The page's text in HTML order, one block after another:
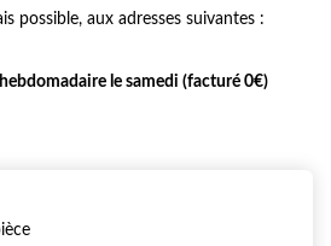
possible, aux adresses suivantes :
le samedi (facturé 0€)